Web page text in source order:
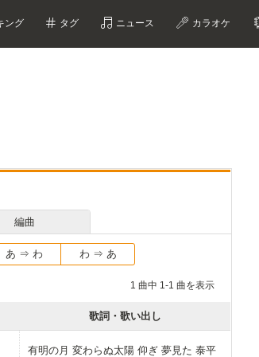
ング タグ ニュース カラオケ
編曲
あ ⇒ わ わ ⇒ あ
1 曲中 1-1 曲を表示
歌詞・歌い出し
有明の月 変わらぬ太陽 仰ぎ 夢見た 泰平